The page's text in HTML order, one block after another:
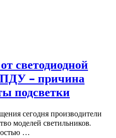
светодиодной
ПДУ – причина
подсветки
сегодня производители
моделей светильников.
…